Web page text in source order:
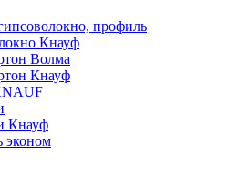
профиль
Кнауф
Волма
Кнауф
Кнауф
эконом